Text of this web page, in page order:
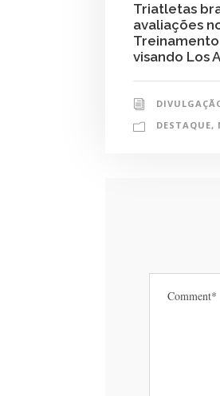
Triatletas
avaliações
visando Los
DESTAQUE,